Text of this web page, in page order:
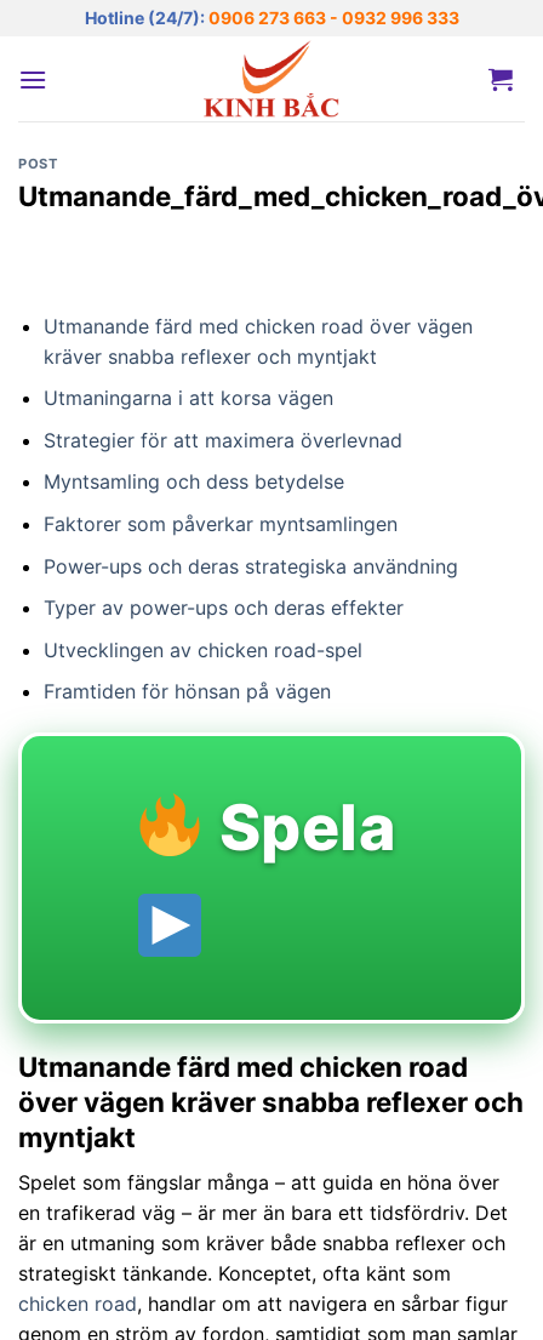
nội
Hotline (24/7): 0906 273 663 - 0932 996 333
POST
Utmanande färd med chicken road över vägen
kräver snabba reflexer och myntjakt
Utmaningarna i att korsa vägen
Strategier för att maximera överlevnad
Myntsamling och dess betydelse
Faktorer som påverkar myntsamlingen
Power-ups och deras strategiska användning
Typer av power-ups och deras effekter
Utvecklingen av chicken road-spel
Framtiden för hönsan på vägen
Spela
Utmanande färd med chicken road
över vägen kräver snabba reflexer och
myntjakt
Spelet som fängslar många – att guida en höna över
en trafikerad väg – är mer än bara ett tidsfördriv. Det
är en utmaning som kräver både snabba reflexer och
strategiskt tänkande. Konceptet, ofta känt som
chicken road, handlar om att navigera en sårbar figur
genom en ström av fordon, samtidigt som man samlar